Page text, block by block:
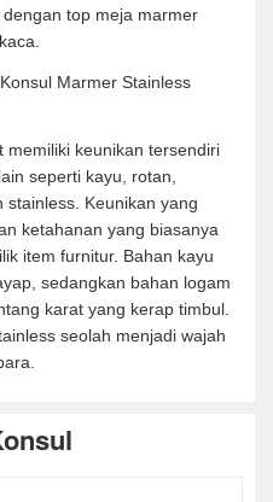
top meja marmer
memiliki keunikan tersendiri
seperti kayu, rotan,
stainless. Keunikan yang
ketahanan yang biasanya
item furnitur. Bahan kayu
sedangkan bahan logam
karat yang kerap timbul.
seolah menjadi wajah